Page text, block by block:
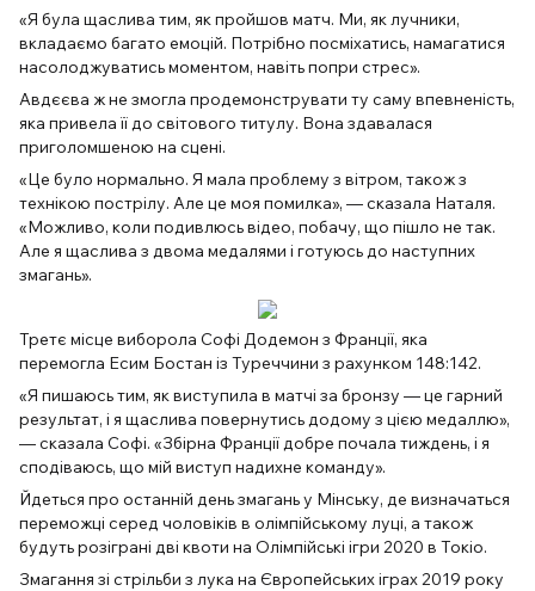
«Я була щаслива тим, як пройшов матч. Ми, як лучники,
вкладаємо багато емоцій. Потрібно посміхатись, намагатися
насолоджуватись моментом, навіть попри стрес».
Авдєєва ж не змогла продемонструвати ту саму впевненість,
яка привела її до світового титулу. Вона здавалася
приголомшеною на сцені.
«Це було нормально. Я мала проблему з вітром, також з
технікою пострілу. Але це моя помилка», — сказала Наталя.
«Можливо, коли подивлюсь відео, побачу, що пішло не так.
Але я щаслива з двома медалями і готуюсь до наступних
змагань».
Третє місце виборола Софі Додемон з Франції, яка
перемогла Есим Бостан із Туреччини з рахунком 148:142.
«Я пишаюсь тим, як виступила в матчі за бронзу — це гарний
результат, і я щаслива повернутись додому з цією медаллю»,
— сказала Софі. «Збірна Франції добре почала тиждень, і я
сподіваюсь, що мій виступ надихне команду».
Йдеться про останній день змагань у Мінську, де визначаться
переможці серед чоловіків в олімпійському луці, а також
будуть розіграні дві квоти на Олімпійські ігри 2020 в Токіо.
Змагання зі стрільби з лука на Європейських іграх 2019 року